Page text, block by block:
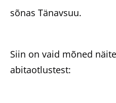
sõnas Tänavsuu.
Siin on vaid mõned
abitaotlustest: